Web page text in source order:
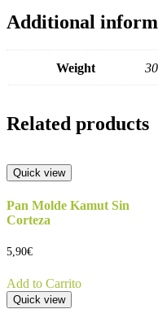
Additional
Weight
Related products
Quick view
Pan Molde Kamut Sin
Corteza
5,90€
Add to Carrito
Quick view